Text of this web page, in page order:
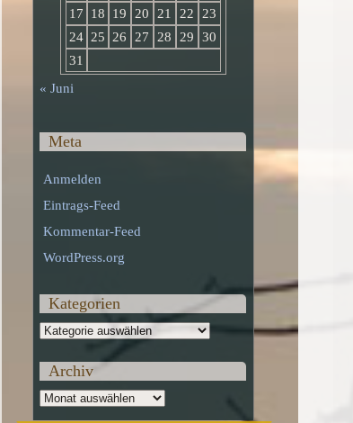
17
18 19 20 21 22
23
24 25 26 27 28 29
30
31
« Juni
Meta
Anmelden
Eintrags-Feed
Kommentar-Feed
WordPress.org
Kategorien
Kategorien
Archiv
Archiv